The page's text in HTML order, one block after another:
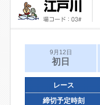
9月12日
初日
レース
締切予定時刻